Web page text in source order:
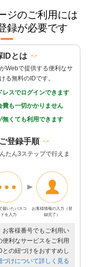
ジのご利用には
録が必要です
IDとは
Webで提供する便利なサ
る無料のIDです。
レスでログインできます
費も一切かかりません
無くても利用できます
登録手順
たん3ステップで行えま
届いた パスコ
ドを入力
お客様情報の入力
（登
録完了）
お客様番号でもご利用い
利なサービスをご利用
の紐づけをおすすめし
づけについて詳しく見る